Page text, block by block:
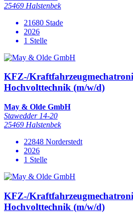
25469 Halstenbek
21680 Stade
2026
1 Stelle
KFZ-/
Hochvolttechnik (m/w/d)
May & Olde GmbH
Stawedder 14-20
25469 Halstenbek
22848 Norderstedt
2026
1 Stelle
KFZ-/
Hochvolttechnik (m/w/d)